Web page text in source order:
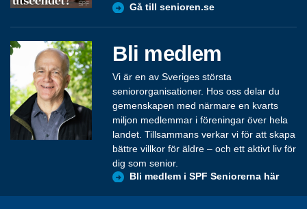
Gå till senioren.se
Bli medlem
Vi är en av Sveriges största
seniororganisationer. Hos oss delar du
gemenskapen med närmare en kvarts
miljon medlemmar i föreningar över hela
landet. Tillsammans verkar vi för att skapa
bättre villkor för äldre – och ett aktivt liv för
dig som senior.
Bli medlem i SPF Seniorerna här